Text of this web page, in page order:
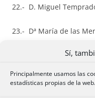
Sí,
Principalmente usamos las
estadísticas propias de la web.
22.- D. Miguel
23.- Dª María de las
24.- D. Francisco de
25.- D. José Ignacio